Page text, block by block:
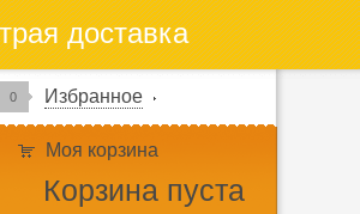
доставка
0 Избранное
Моя корзина
Корзина пуста